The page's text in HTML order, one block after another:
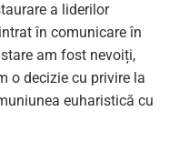
a liderilor
în comunicare în
am fost nevoiți,
o decizie cu privire la
euharistică cu